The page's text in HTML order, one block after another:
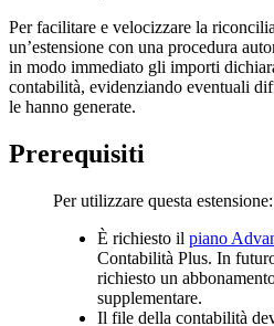
Per facilitare e velocizzare la
un’estensione con una procedura
in modo immediato gli importi
contabilità, evidenziando eventuali
le hanno generate.
Prerequisiti
Per utilizzare questa estensione:
È richiesto il piano
Contabilità Plus. In
richiesto un
supplementare.
Il file della contabilità